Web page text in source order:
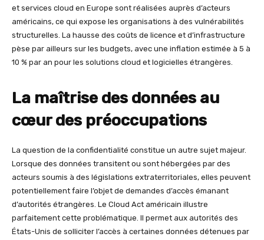
et services cloud en Europe sont réalisées auprès d’acteurs
américains, ce qui expose les organisations à des vulnérabilités
structurelles. La hausse des coûts de licence et d’infrastructure
pèse par ailleurs sur les budgets, avec une inflation estimée à 5 à
10 % par an pour les solutions cloud et logicielles étrangères.
La maîtrise des données au
cœur des préoccupations
La question de la confidentialité constitue un autre sujet majeur.
Lorsque des données transitent ou sont hébergées par des
acteurs soumis à des législations extraterritoriales, elles peuvent
potentiellement faire l’objet de demandes d’accès émanant
d’autorités étrangères. Le Cloud Act américain illustre
parfaitement cette problématique. Il permet aux autorités des
États-Unis de solliciter l’accès à certaines données détenues par